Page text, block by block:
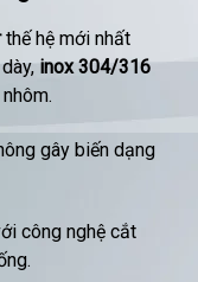
thế hệ mới nhất
inox 304/316
gây biến dạng
công nghệ cắt